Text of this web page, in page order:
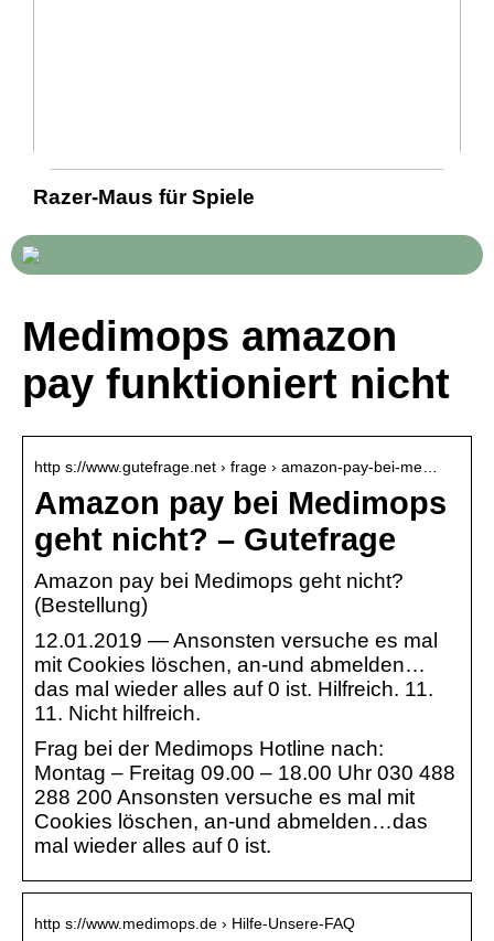
Razer-Maus für Spiele
Medimops amazon
pay funktioniert nicht
http s://www.gutefrage.net › frage › amazon-pay-bei-me…
Amazon pay bei Medimops
geht nicht? – Gutefrage
Amazon pay bei Medimops geht nicht?
(Bestellung)
12.01.2019 — Ansonsten versuche es mal
mit Cookies löschen, an-und abmelden…
das mal wieder alles auf 0 ist. Hilfreich. 11.
11. Nicht hilfreich.
Frag bei der Medimops Hotline nach:
Montag – Freitag 09.00 – 18.00 Uhr 030 488
288 200 Ansonsten versuche es mal mit
Cookies löschen, an-und abmelden…das
mal wieder alles auf 0 ist.
http s://www.medimops.de › Hilfe-Unsere-FAQ